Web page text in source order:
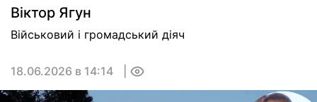
Вiктор Ягун
Військовий і громадський діяч
18.06.2026 в 14:14